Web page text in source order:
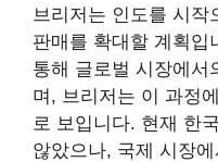
브리저는 인도를 시작
판매를 확대할 계획입
통해 글로벌 시장에서
며, 브리저는 이 과정
로 보입니다. 현재 한
않았으나, 국제 시장